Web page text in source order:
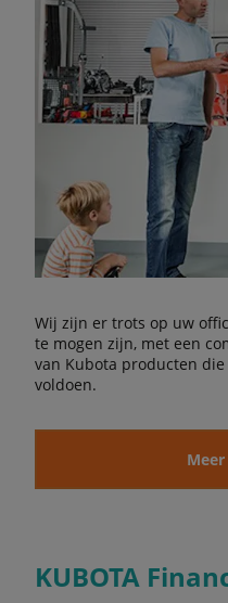
Wij zijn er trots op uw
te mogen zijn, met een
van Kubota producten
voldoen.
KUBOTA